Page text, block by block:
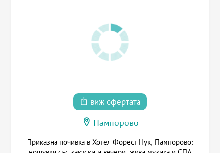
виж офертата
Пампорово
Приказна почивка в Хотел Форест Нук, Пампорово: